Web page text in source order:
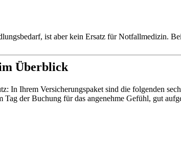
ist aber kein Ersatz für Notfallmedizin.
Überblick
In Ihrem Versicherungspaket sind die folgenden
der Buchung für das angenehme Gefühl, gut